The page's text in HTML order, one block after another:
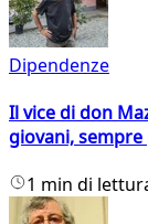
Dipendenze
Il vice di don
giovani,
1 min di